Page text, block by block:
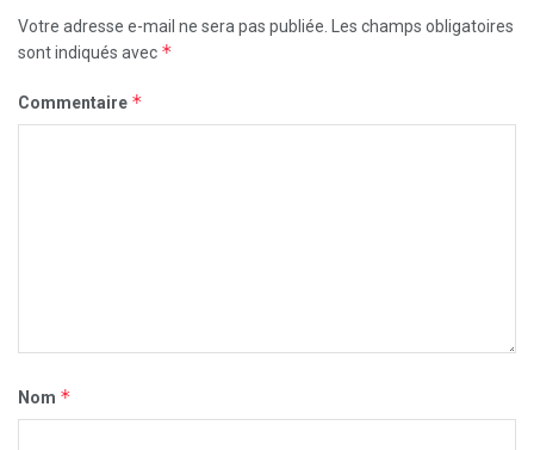
Votre adresse e-mail ne sera pas publiée.
Les champs obligatoires
sont indiqués avec *
Commentaire *
Nom *